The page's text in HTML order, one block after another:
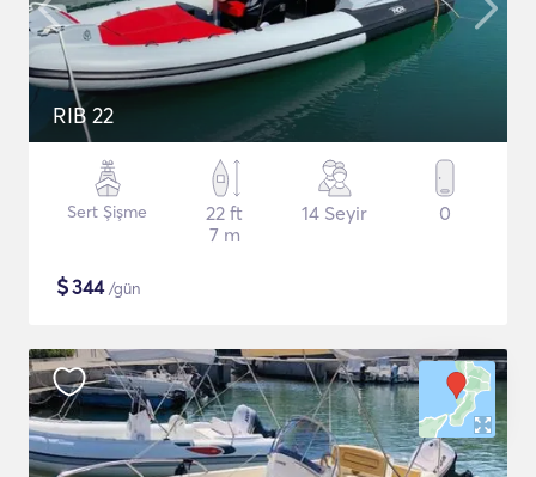
RIB 22
Sert Şişme
22 ft
7 m
14 Seyir 0
$344/gün